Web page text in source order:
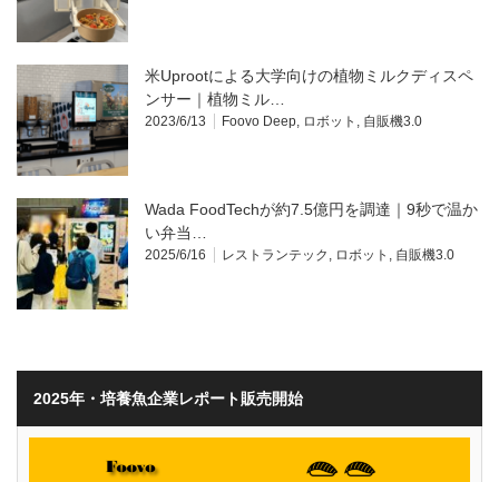
米Uprootによる大学向けの植物ミルクディスペ
ンサー｜植物ミル…
2023/6/13 Foovo Deep ロボット 自販機3.0
Wada FoodTechが約7.5億円を調達｜9秒で温か
い弁当…
2025/6/16 レストランテック ロボット 自販機3.0
2025年・培養魚企業レポート販売開始